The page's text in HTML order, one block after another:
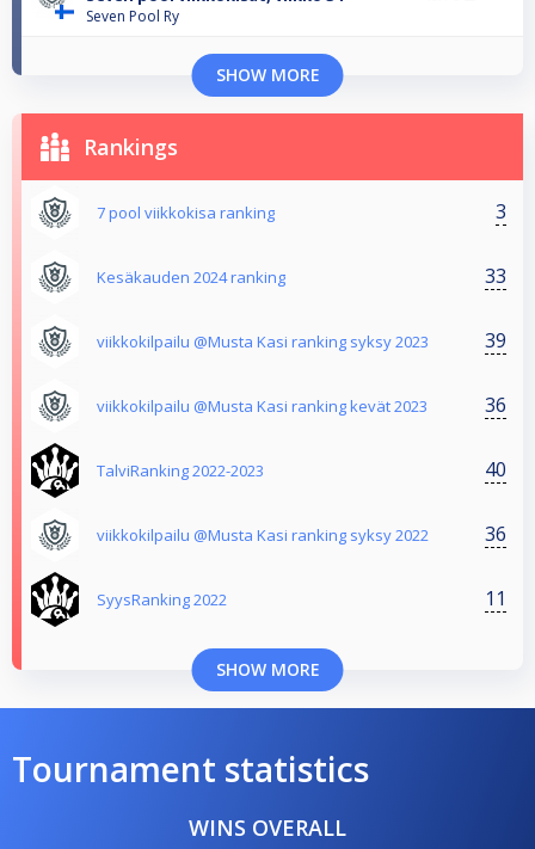
Seven Pool Ry
SHOW MORE
Rankings
7 pool viikkokisa ranking 3
Kesäkauden 2024 ranking 33
viikkokilpailu @Musta Kasi ranking syksy 2023 39
viikkokilpailu @Musta Kasi ranking kevät 2023 36
TalviRanking 2022-2023 40
viikkokilpailu @Musta Kasi ranking syksy 2022 36
SyysRanking 2022 11
SHOW MORE
Tournament statistics
WINS OVERALL